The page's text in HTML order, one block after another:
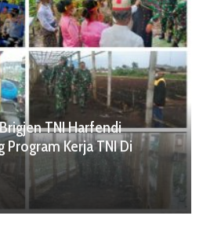
TNI Harfendi
Program Kerja TNI Di